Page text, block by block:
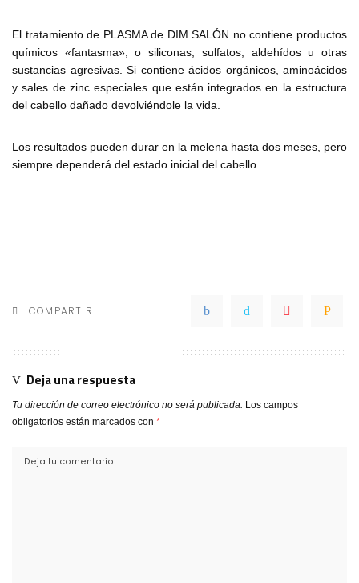
El tratamiento de PLASMA de DIM SALÓN no contiene productos
químicos «fantasma», o siliconas, sulfatos, aldehídos u otras
sustancias agresivas. Si contiene ácidos orgánicos, aminoácidos
y sales de zinc especiales que están integrados en la estructura
del cabello dañado devolviéndole la vida.
Los resultados pueden durar en la melena hasta dos meses, pero
siempre dependerá del estado inicial del cabello.
COMPARTIR
Deja una respuesta
Tu dirección de correo electrónico no será publicada. Los campos
obligatorios están marcados con *